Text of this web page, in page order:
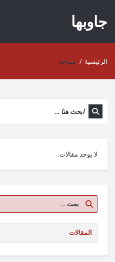
جاوبها
الرئيسية / سياحة